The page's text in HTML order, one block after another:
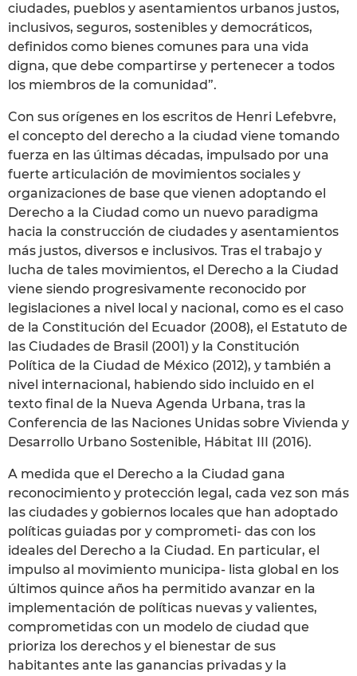
ciudades, pueblos y asentamientos urbanos justos,
inclusivos, seguros, sostenibles y democráticos,
definidos como bienes comunes para una vida
digna, que debe compartirse y pertenecer a todos
los miembros de la comunidad”.
Con sus orígenes en los escritos de Henri Lefebvre,
el concepto del derecho a la ciudad viene tomando
fuerza en las últimas décadas, impulsado por una
fuerte articulación de movimientos sociales y
organizaciones de base que vienen adoptando el
Derecho a la Ciudad como un nuevo paradigma
hacia la construcción de ciudades y asentamientos
más justos, diversos e inclusivos. Tras el trabajo y
lucha de tales movimientos, el Derecho a la Ciudad
viene siendo progresivamente reconocido por
legislaciones a nivel local y nacional, como es el caso
de la Constitución del Ecuador (2008), el Estatuto de
las Ciudades de Brasil (2001) y la Constitución
Política de la Ciudad de México (2012), y también a
nivel internacional, habiendo sido incluido en el
texto final de la Nueva Agenda Urbana, tras la
Conferencia de las Naciones Unidas sobre Vivienda y
Desarrollo Urbano Sostenible, Hábitat III (2016).
A medida que el Derecho a la Ciudad gana
reconocimiento y protección legal, cada vez son más
las ciudades y gobiernos locales que han adoptado
políticas guiadas por y comprometi- das con los
ideales del Derecho a la Ciudad. En particular, el
impulso al movimiento municipa- lista global en los
últimos quince años ha permitido avanzar en la
implementación de políticas nuevas y valientes,
comprometidas con un modelo de ciudad que
prioriza los derechos y el bienestar de sus
habitantes ante las ganancias privadas y la